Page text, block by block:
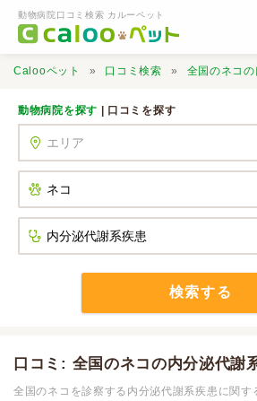
動物病院口コミ検索 カルーペット
口コミ検索
Calooペット 口コミ検索 全国のネコの
動物病院を探す | 口コミを探す
検索する
口コミ: 全国のネコの内分泌代謝
全国のネコを診察する内分泌代謝系疾患に関